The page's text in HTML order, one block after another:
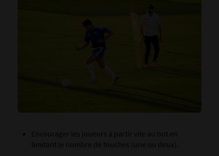
Encourager les joueurs à partir vite au but en
limitant le nombre de touches (une ou deux).